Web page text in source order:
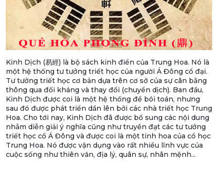
Kinh Dịch (易經) là bộ sách kinh điển của Trung Hoa. Nó là
một hệ thống tư tưởng triết học của người Á Đông cổ đại.
Tư tưởng triết học cơ bản dựa trên cơ sở của sự cân bằng
thông qua đối kháng và thay đổi (chuyển dịch). Ban đầu,
Kinh Dịch được coi là một hệ thống để bói toán, nhưng
sau đó được phát triển dần lên bởi các nhà triết học Trung
Hoa. Cho tới nay, Kinh Dịch đã được bổ sung các nội dung
nhằm diễn giải ý nghĩa cũng như truyền đạt các tư tưởng
triết học cổ Á Đông và được coi là một tinh hoa của cổ học
Trung Hoa. Nó được vận dụng vào rất nhiều lĩnh vực của
cuộc sống như thiên văn, địa lý, quân sự, nhân mệnh...